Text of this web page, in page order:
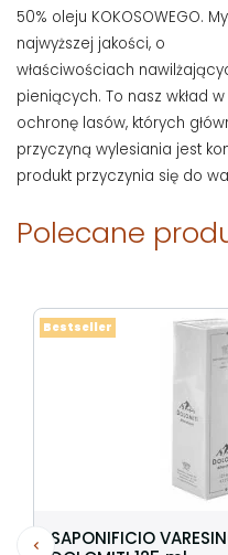
50% oleju KOKOSOWEGO.
najwyższej jakości, o
właściwościach
pieniących. To nasz wkład w
ochronę lasów, których
przyczyną wylesiania jest
produkt przyczynia się do
Polecane
SAPONIFICIO
Bestseller